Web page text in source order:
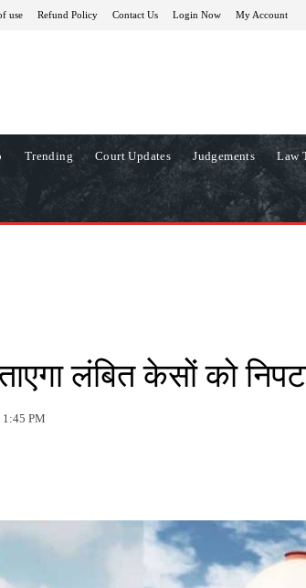
use Refund Policy Contact Us Login Now My Account
Trending Court Updates Judgements Law
लंबित केसों को
1:45 PM